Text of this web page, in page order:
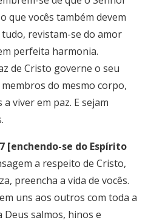
que vocês também devem
tudo, revistam-se do amor
perfeita harmonia.
de Cristo governe o seu
do mesmo corpo,
viver em paz. E sejam
[enchendo-se do Espírito
a respeito de Cristo,
preencha a vida de vocês.
uns aos outros com toda a
Deus salmos, hinos e